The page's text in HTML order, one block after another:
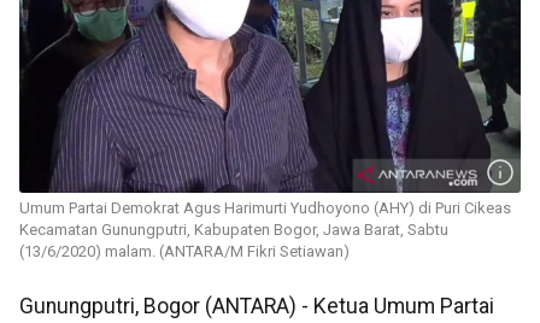
Umum Partai Demokrat Agus Harimurti Yudhoyono (AHY) di Puri Cikeas
Kecamatan Gunungputri, Kabupaten Bogor, Jawa Barat, Sabtu
(13/6/2020) malam. (ANTARA/M Fikri Setiawan)
Gunungputri, Bogor (ANTARA) - Ketua Umum Partai